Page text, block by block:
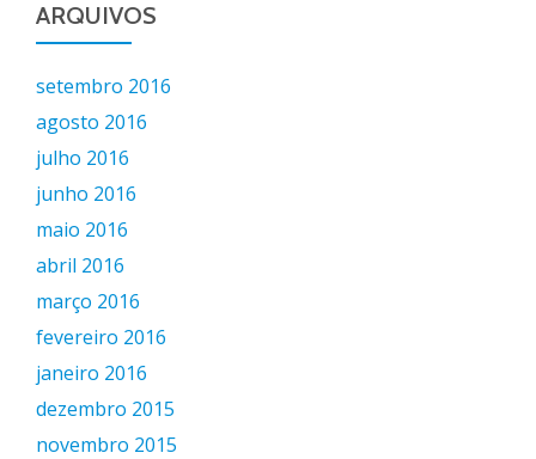
ARQUIVOS
setembro 2016
agosto 2016
julho 2016
junho 2016
maio 2016
abril 2016
março 2016
fevereiro 2016
janeiro 2016
dezembro 2015
novembro 2015